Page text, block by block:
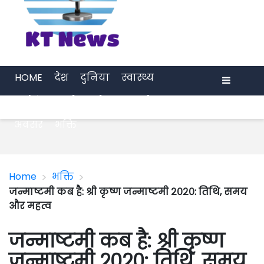
HOME देश दुनिया
स्वास्थ्य
अवसर
भक्ति
Home > भक्ति >
जन्माष्टमी कब है: श्री कृष्ण जन्माष्टमी २०२०: तिथि, समय
और महत्व
जन्माष्टमी कब है: श्री कृष्ण